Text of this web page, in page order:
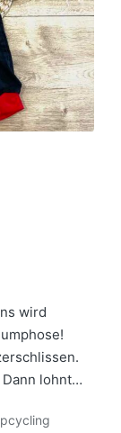
wird
Dann lohnt…